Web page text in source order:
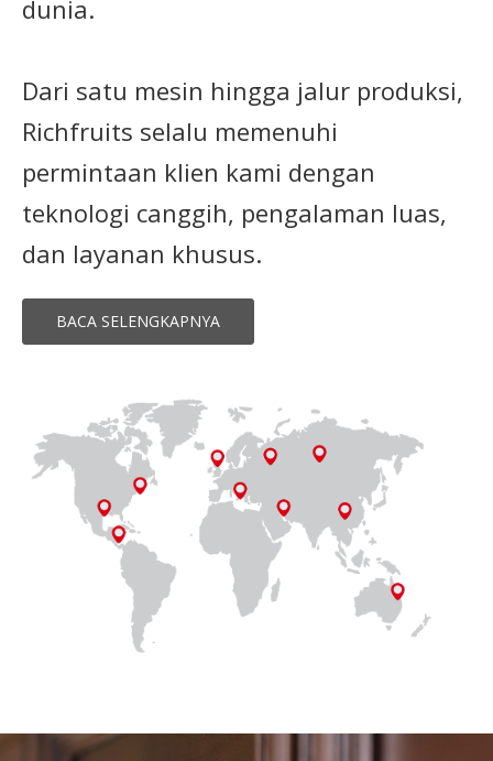
dunia.
Dari satu mesin hingga jalur produksi,
Richfruits selalu memenuhi
permintaan klien kami dengan
teknologi canggih, pengalaman luas,
dan layanan khusus.
BACA SELENGKAPNYA